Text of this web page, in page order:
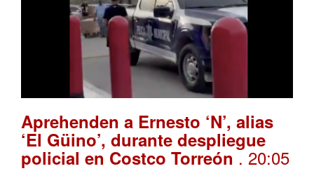
Aprehenden a Ernesto ‘N’, alias
‘El Güino’, durante despliegue
policial en Costco Torreón. 20:05